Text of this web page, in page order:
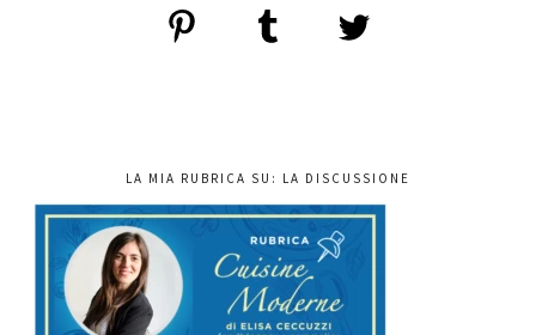
LA MIA RUBRICA SU: LA DISCUSSIONE